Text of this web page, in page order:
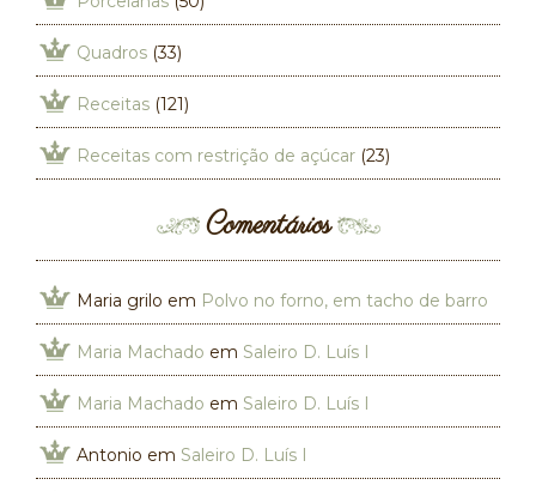
Quadros (33)
Receitas (121)
Receitas com restrição de açúcar (23)
Comentários
Maria grilo em Polvo no forno, em tacho de barro
Maria Machado em Saleiro D. Luís I
Maria Machado em Saleiro D. Luís I
Antonio em Saleiro D. Luís I